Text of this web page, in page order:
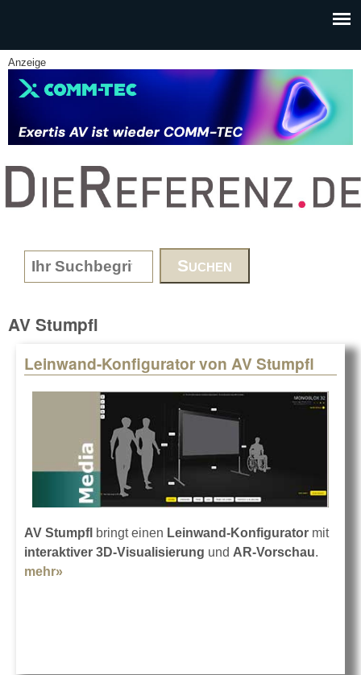
Anzeige
www.DieReferenz.de
Search form
AV Stumpfl
Leinwand-Konfigurator von AV Stumpfl
AV Stumpfl bringt einen Leinwand-Konfigurator mit
interaktiver 3D-Visualisierung und AR-Vorschau.
mehr»
Pages